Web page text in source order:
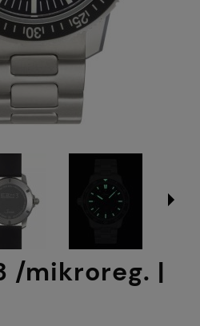
/mikroreg. |